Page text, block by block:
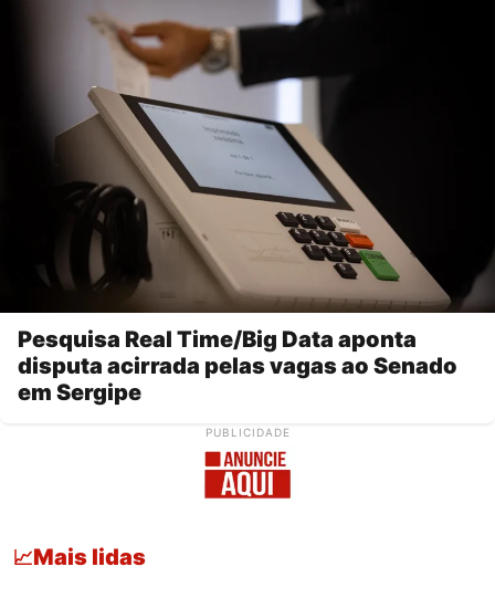
Pesquisa Real Time/Big Data aponta
disputa acirrada pelas vagas ao Senado
em Sergipe
PUBLICIDADE
📈Mais lidas